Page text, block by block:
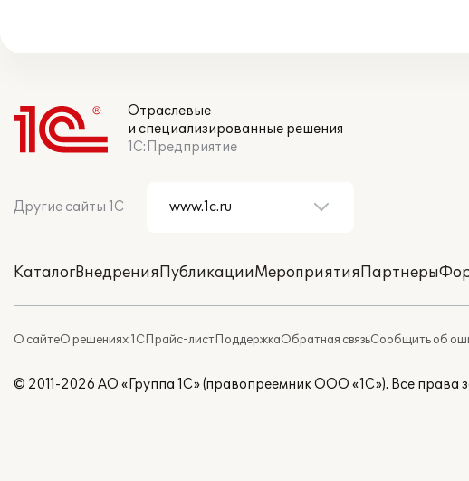
Отраслевые
и специализированные решения
1С:Предприятие
Другие сайты 1С
КаталогВнедренияПубликацииМероприятияПартнеры
О сайтеО решениях 1СПрайс-листПоддержкаОбратная связьСообщить об
© 2011-2026 АО «Группа 1С» (правопреемник ООО «1С»). Все права